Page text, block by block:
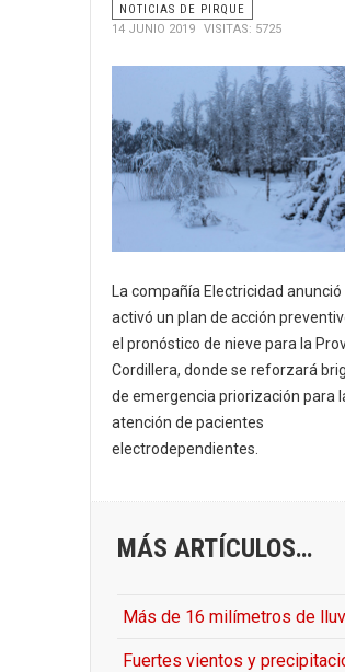
NOTICIAS DE PIRQUE
14 JUNIO 2019
VISITAS: 5725
La compañía Electricidad anunció
activó un plan de acción
el pronóstico de nieve para la
Cordillera, donde se reforzará
de emergencia priorización para
atención de pacientes
electrodependientes.
MÁS ARTÍCULOS…
Más de 16 milímetros de
Fuertes vientos y